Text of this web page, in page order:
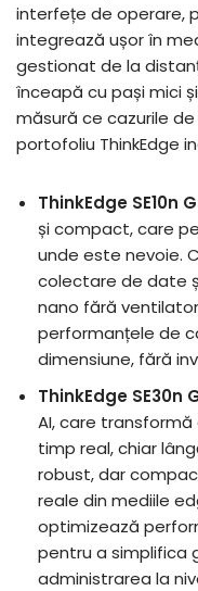
interfețe de operare,
integrează ușor în
gestionat de la
înceapă cu pași mici
măsură ce cazurile
portofoliu ThinkEdge
ThinkEdge SE10n
și compact, care
unde este nevoie.
colectare de date
nano fără
performanțele de
dimensiune, fără
ThinkEdge SE30n
AI, care
timp real, chiar
robust, dar
reale din mediile
optimizează
pentru a simplifica
administrarea la